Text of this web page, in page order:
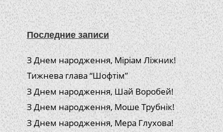
Последние записи
З Днем народження, Міріам Ліжник!
Тижнева глава “Шофтім”
З Днем народження, Шай Воробей!
З Днем народження, Моше Трубнік!
З Днем народження, Мера Глухова!